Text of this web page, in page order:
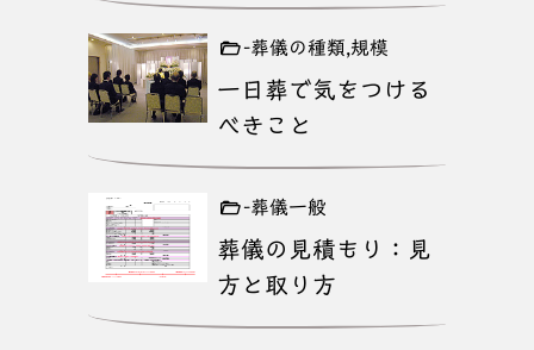
-葬儀の種類,規模
一日葬で気をつける
べきこと
-葬儀一般
葬儀の見積もり：見
方と取り方